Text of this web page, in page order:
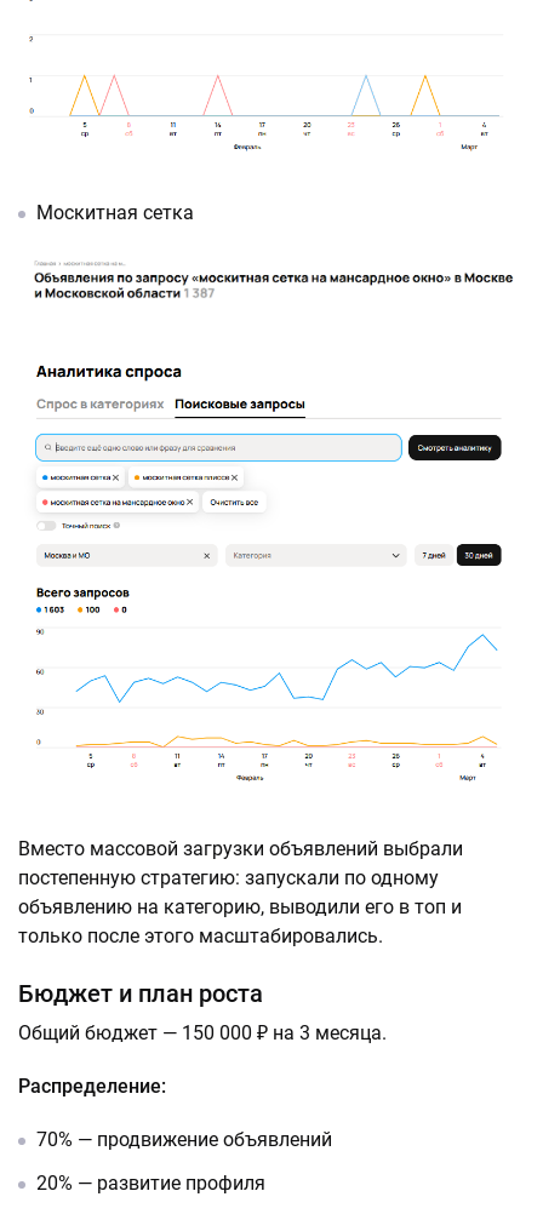
Москитная сетка
Вместо массовой загрузки объявлений выбрали
постепенную стратегию: запускали по одному
объявлению на категорию, выводили его в топ и
только после этого масштабировались.
Бюджет и план роста
Общий бюджет — 150 000 ₽ на 3 месяца.
Распределение:
70% — продвижение объявлений
20% — развитие профиля